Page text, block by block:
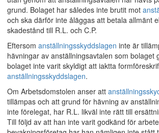
grund. Bolaget har således inte brutit mot
och ska därför inte åläggas att betala allmänt
skadestånd till R.L. och C.P.
Eftersom anställningsskyddslagen inte är
hävningar av anställningsavtalen som bolaget
bolaget inte varit skyldigt att iaktta
anställningsskyddslagen.
Om Arbetsdomstolen anser att
tillämpas och att grund för hävning av
inte förelegat, har R.L. likväl inte rätt till
Till följd av att han inte varit godkänd för